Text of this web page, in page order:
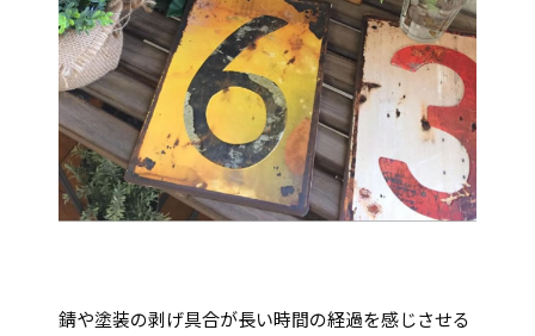
錆や塗装の剥げ具合が長い時間の経過を感じさせる